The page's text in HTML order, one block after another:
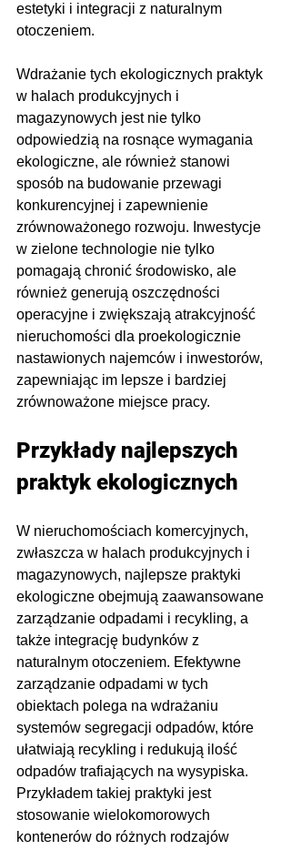
estetyki i integracji z naturalnym
otoczeniem.
Wdrażanie tych ekologicznych praktyk
w halach produkcyjnych i
magazynowych jest nie tylko
odpowiedzią na rosnące wymagania
ekologiczne, ale również stanowi
sposób na budowanie przewagi
konkurencyjnej i zapewnienie
zrównoważonego rozwoju. Inwestycje
w zielone technologie nie tylko
pomagają chronić środowisko, ale
również generują oszczędności
operacyjne i zwiększają atrakcyjność
nieruchomości dla proekologicznie
nastawionych najemców i inwestorów,
zapewniając im lepsze i bardziej
zrównoważone miejsce pracy.
Przykłady najlepszych
praktyk ekologicznych
W nieruchomościach komercyjnych,
zwłaszcza w halach produkcyjnych i
magazynowych, najlepsze praktyki
ekologiczne obejmują zaawansowane
zarządzanie odpadami i recykling, a
także integrację budynków z
naturalnym otoczeniem. Efektywne
zarządzanie odpadami w tych
obiektach polega na wdrażaniu
systemów segregacji odpadów, które
ułatwiają recykling i redukują ilość
odpadów trafiających na wysypiska.
Przykładem takiej praktyki jest
stosowanie wielokomorowych
kontenerów do różnych rodzajów